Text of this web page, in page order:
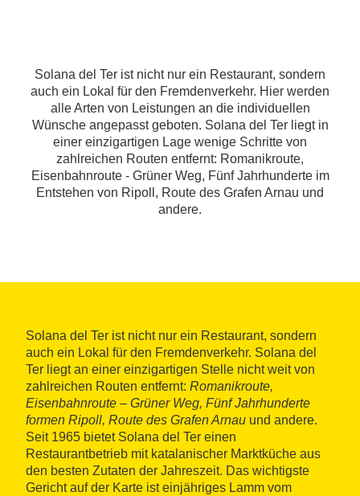
Solana del Ter ist nicht nur ein Restaurant, sondern
auch ein Lokal für den Fremdenverkehr. Hier werden
alle Arten von Leistungen an die individuellen
Wünsche angepasst geboten. Solana del Ter liegt in
einer einzigartigen Lage wenige Schritte von
zahlreichen Routen entfernt: Romanikroute,
Eisenbahnroute - Grüner Weg, Fünf Jahrhunderte im
Entstehen von Ripoll, Route des Grafen Arnau und
andere.
Solana del Ter ist nicht nur ein Restaurant, sondern
auch ein Lokal für den Fremdenverkehr. Solana del
Ter liegt an einer einzigartigen Stelle nicht weit von
zahlreichen Routen entfernt: Romanikroute,
Eisenbahnroute – Grüner Weg, Fünf Jahrhunderte
formen Ripoll, Route des Grafen Arnau und andere.
Seit 1965 bietet Solana del Ter einen
Restaurantbetrieb mit katalanischer Marktküche aus
den besten Zutaten der Jahreszeit. Das wichtigste
Gericht auf der Karte ist einjähriges Lamm vom